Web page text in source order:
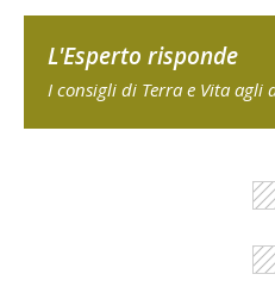
L'Esperto risponde
I consigli di Terra e Vita agli